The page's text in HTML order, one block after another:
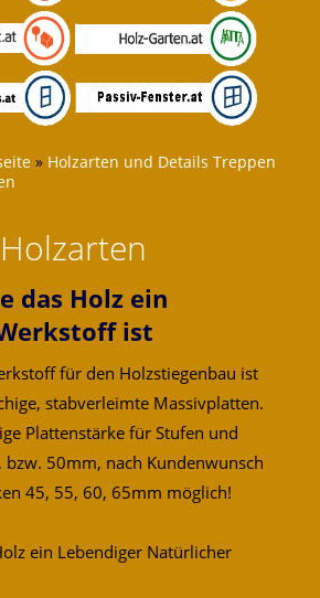
» Holzarten und Details Treppen
Holzarten
das Holz ein
ist
für den Holzstiegenbau ist
stabverleimte Massivplatten.
Plattenstärke für Stufen und
50mm, nach Kundenwunsch
45, 55, 60, 65mm möglich!
ein Lebendiger Natürlicher